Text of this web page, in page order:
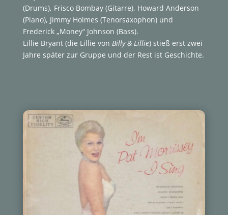
(Drums), Frisco Bombay (Gitarre), Howard Anderson
(Piano), Jimmy Holmes (Tenorsaxophon) und
Frederick „Money“ Johnson (Bass).
Lillie Bryant (die Lillie von Billy & Lillie) stieß erst zwei
Jahre später zur Gruppe und der Rest ist Geschichte.